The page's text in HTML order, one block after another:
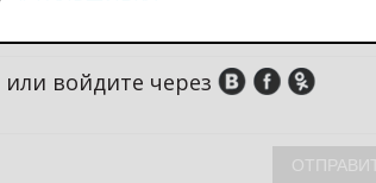
или войдите через